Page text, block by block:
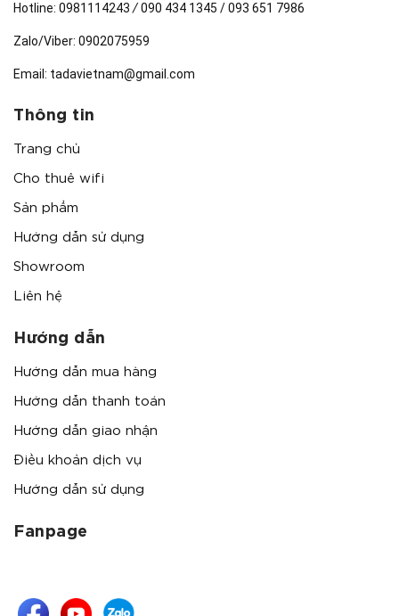
Hotline: 0981114243 /090 434 1345 / 093 651 7986
Zalo/Viber: 0902075959
Email: tadavietnam@gmail.com
Thông tin
Trang chủ
Cho thuê wifi
Sản phẩm
Hướng dẫn sử dụng
Showroom
Liên hệ
Hướng dẫn
Hướng dẫn mua hàng
Hướng dẫn thanh toán
Hướng dẫn giao nhận
Điều khoản dịch vụ
Hướng dẫn sử dụng
Fanpage